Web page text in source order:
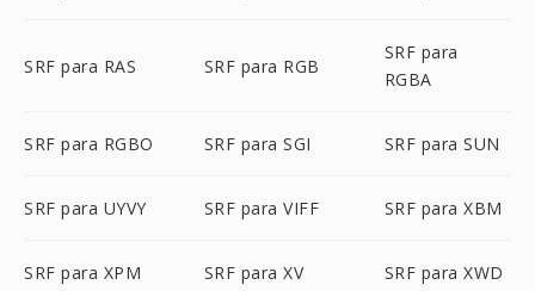
SRF para RAS SRF para RGB
SRF para
RGBA
SRF para RGBO SRF para SGI SRF para SUN
SRF para UYVY SRF para VIFF SRF para XBM
SRF para XPM SRF para XV SRF para XWD